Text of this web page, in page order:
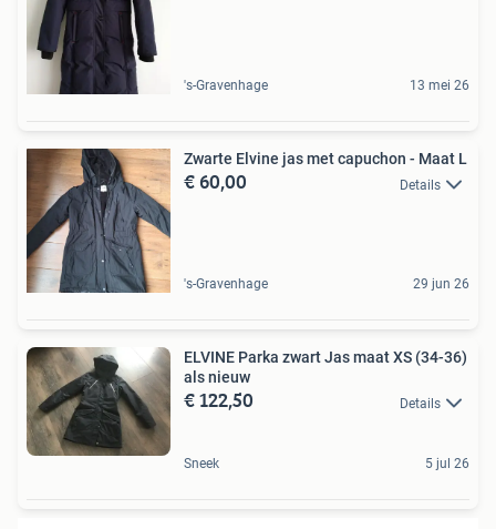
's-Gravenhage 13 mei 26
Zwarte Elvine jas met capuchon - Maat L
€ 60,00 Details
's-Gravenhage 29 jun 26
ELVINE Parka zwart Jas maat XS (34-36)
als nieuw
€ 122,50 Details
Sneek 5 jul 26